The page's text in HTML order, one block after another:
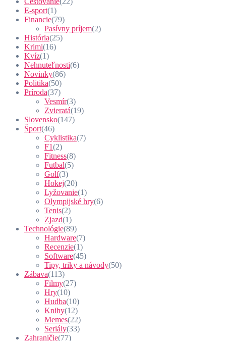
E-sport(1)
Financie(79)
Pasívny príjem(2)
História(25)
Krimi(16)
Kvíz(1)
Nehnuteľnosti(6)
Novinky(86)
Politika(50)
Príroda(37)
Vesmír(3)
Zvieratá(19)
Slovensko(147)
Šport(46)
Cyklistika(7)
F1(2)
Fitness(8)
Futbal(5)
Golf(3)
Hokej(20)
Lyžovanie(1)
Olympijské hry(6)
Tenis(2)
Zjazd(1)
Technológie(89)
Hardware(7)
Recenzie(1)
Software(45)
Tipy, triky a návody(50)
Zábava(113)
Filmy(27)
Hry(10)
Hudba(10)
Knihy(12)
Memes(22)
Seriály(33)
Zahraničie(77)